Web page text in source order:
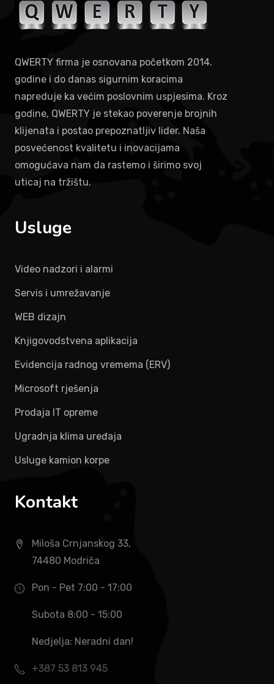
QWERTY firma je osnovana početkom 2014.
godine i do danas sigurnim koracima
napreduje ka većim poslovnim uspjesima. Kroz
godine, QWERTY je stekao poverenje brojnih
klijenata i postao prepoznatljiv lider. Naša
posvećenost kvalitetu i inovacijama
omogućava nam da rastemo i širimo svoj
uticaj na tržištu.
Usluge
Video nadzori i alarmi
Servis i umrežavanje
WEB dizajn
Knjigovodstvena aplikacija
Evidencija radnog vremema (ERV)
Microsoft rješenja
Prodaja IT opreme
Ugradnja klima uređaja
Usluge kamion korpe
Kontakt
Miloša Crnjanskog 33,
74480 Modriča
Pon - Pet 7:00 - 17:00
Subota 8:00 - 15:00
Nedjelja: Neradni dan!
+387 53 813 945